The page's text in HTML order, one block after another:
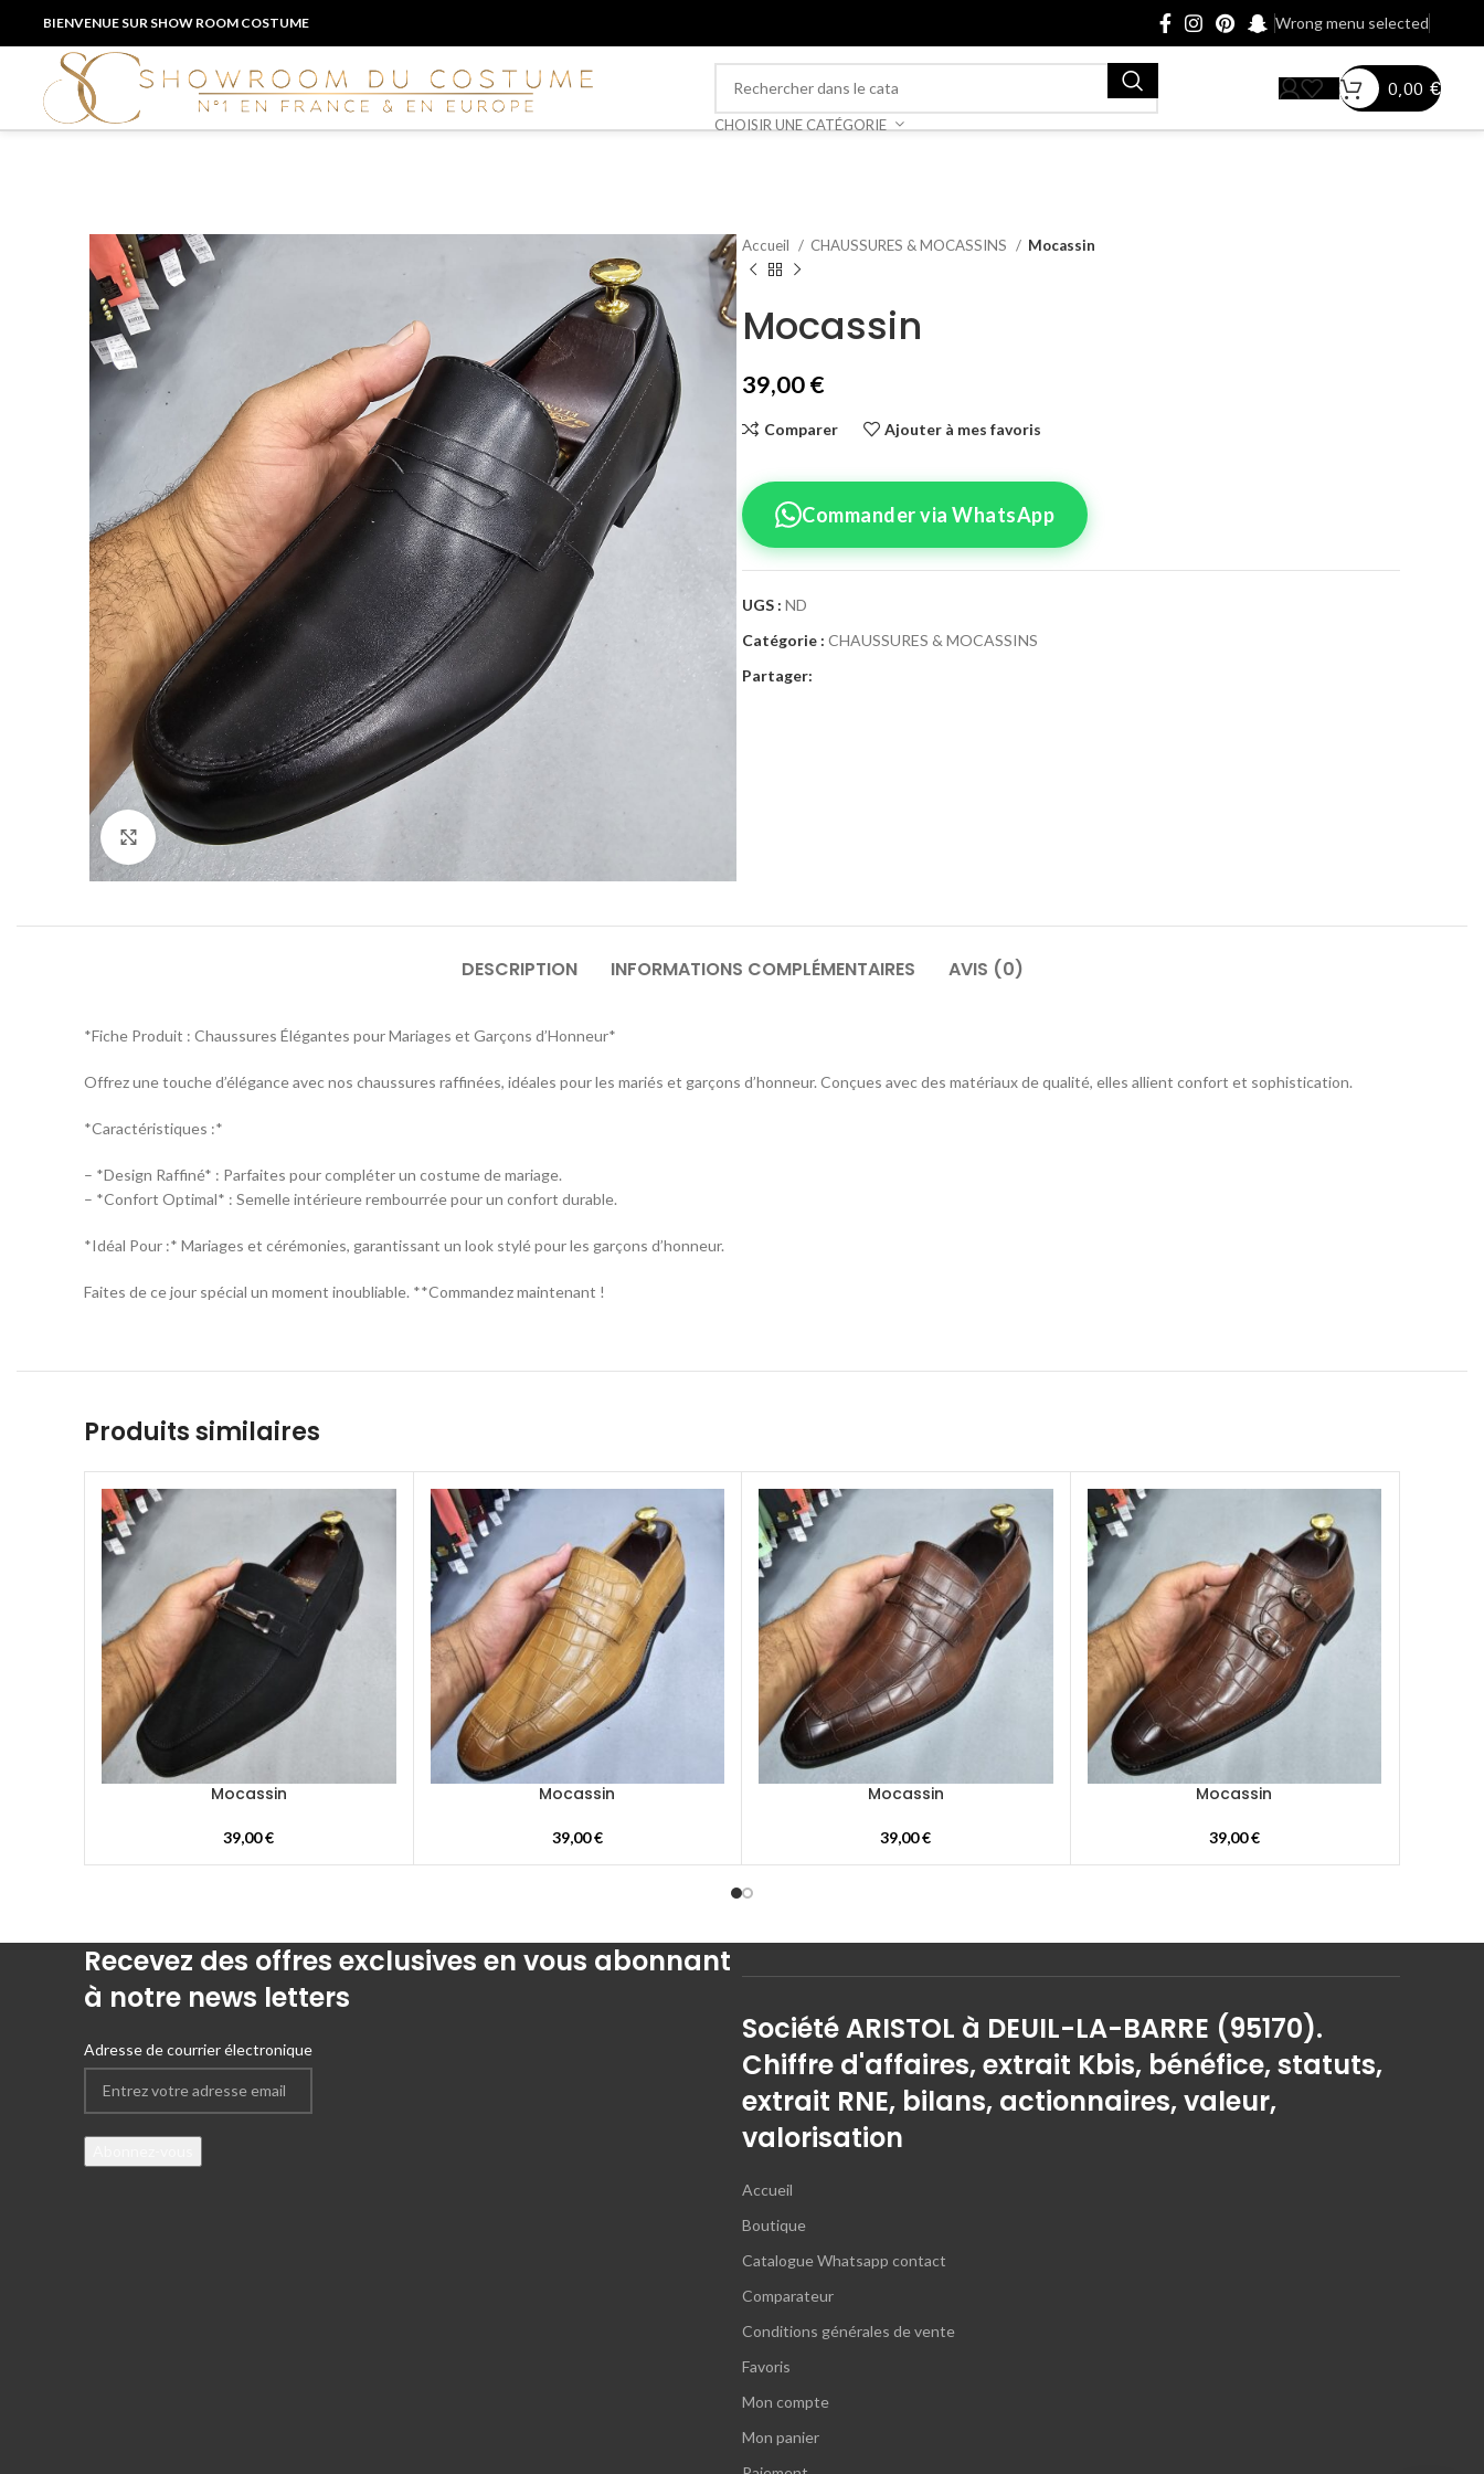
BIENVENUE SUR SHOW ROOM COSTUME Wrong menu selected
CHOISIR UNE CATÉGORIE
0,00€
Agrandir
Accueil CHAUSSURES & MOCASSINS Mocassin
Mocassin
39,00€
Comparer Ajouter à mes favoris
Commander via WhatsApp
UGS : ND
Catégorie : CHAUSSURES & MOCASSINS
Partager:
DESCRIPTION INFORMATIONS COMPLÉMENTAIRES AVIS (0)
*Fiche Produit : Chaussures Élégantes pour Mariages et Garçons d’Honneur*
Offrez une touche d’élégance avec nos chaussures raffinées, idéales pour les mariés et garçons d’honneur. Conçues avec des matériaux de qualité, elles allient confort et sophistication.
*Caractéristiques :*
– *Design Raffiné* : Parfaites pour compléter un costume de mariage.
– *Confort Optimal* : Semelle intérieure rembourrée pour un confort durable.
*Idéal Pour :* Mariages et cérémonies, garantissant un look stylé pour les garçons d’honneur.
Faites de ce jour spécial un moment inoubliable. **Commandez maintenant !
Produits similaires
Mocassin
39,00€
Mocassin
39,00€
Mocassin
39,00€
Mocassin
39,00€
Recevez des offres exclusives en vous abonnant
à notre news letters
Adresse de courrier électronique
Société ARISTOL à DEUIL-LA-BARRE (95170).
Chiffre d'affaires, extrait Kbis, bénéfice, statuts,
extrait RNE, bilans, actionnaires, valeur,
valorisation
Accueil
Boutique
Catalogue Whatsapp contact
Comparateur
Conditions générales de vente
Favoris
Mon compte
Mon panier